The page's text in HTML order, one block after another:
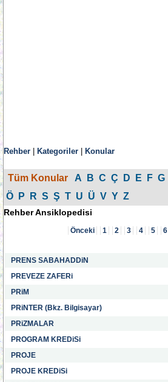
Rehber Kategoriler Konular
Tüm Konular A B C Ç D E F G
Ö
P R S Ş T U Ü V Y Z
Rehber Ansiklopedisi
Önceki 1 2 3 4 5 6
PRENS SABAHADDiN
PREVEZE ZAFERi
PRiM
PRiNTER (Bkz. Bilgisayar)
PRiZMALAR
PROGRAM KREDiSi
PROJE
PROJE KREDiSi